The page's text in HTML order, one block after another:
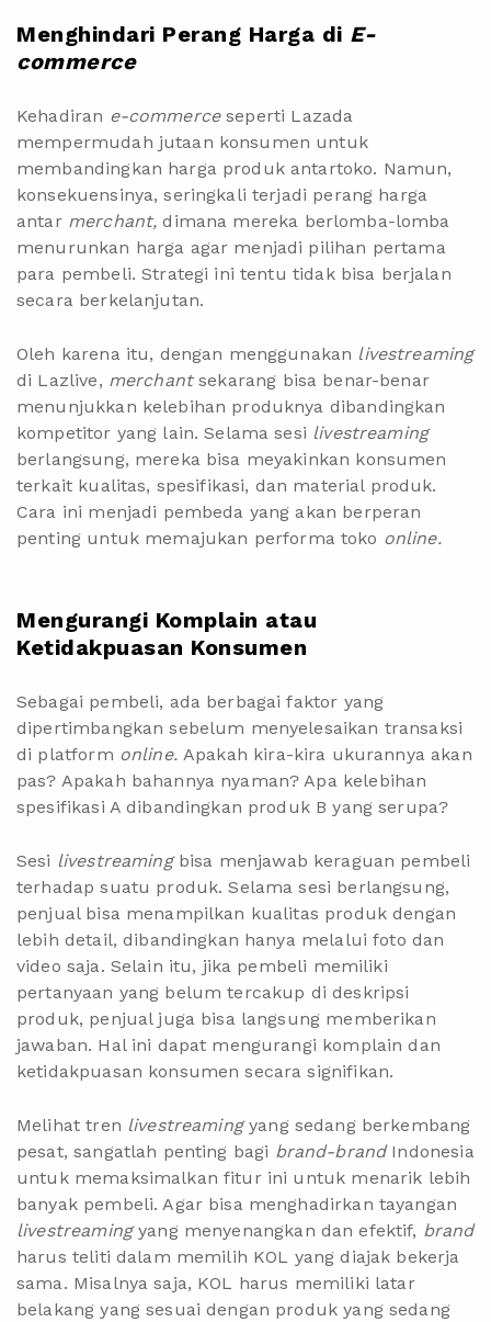
Menghindari Perang Harga di E-
commerce
Kehadiran e-commerceseperti Lazada
mempermudah jutaan konsumen untuk
membandingkan harga produk antartoko. Namun,
konsekuensinya, seringkali terjadi perang harga
antar merchant,dimana mereka berlomba-lomba
menurunkan harga agar menjadi pilihan pertama
para pembeli. Strategi ini tentu tidak bisa berjalan
secara berkelanjutan.
Oleh karena itu, dengan menggunakan livestreaming
di Lazlive, merchantsekarang bisa benar-benar
menunjukkan kelebihan produknya dibandingkan
kompetitor yang lain. Selama sesi livestreaming
berlangsung, mereka bisa meyakinkan konsumen
terkait kualitas, spesifikasi, dan material produk.
Cara ini menjadi pembeda yang akan berperan
penting untuk memajukan performa toko online.
Mengurangi Komplain atau
Ketidakpuasan Konsumen
Sebagai pembeli, ada berbagai faktor yang
dipertimbangkan sebelum menyelesaikan transaksi
di platform online.Apakah kira-kira ukurannya akan
pas? Apakah bahannya nyaman? Apa kelebihan
spesifikasi A dibandingkan produk B yang serupa?
Sesi livestreaming bisa menjawab keraguan pembeli
terhadap suatu produk. Selama sesi berlangsung,
penjual bisa menampilkan kualitas produk dengan
lebih detail, dibandingkan hanya melalui foto dan
video saja. Selain itu, jika pembeli memiliki
pertanyaan yang belum tercakup di deskripsi
produk, penjual juga bisa langsung memberikan
jawaban. Hal ini dapat mengurangi komplain dan
ketidakpuasan konsumen secara signifikan.
Melihat tren livestreamingyang sedang berkembang
pesat, sangatlah penting bagi brand-brand Indonesia
untuk memaksimalkan fitur ini untuk menarik lebih
banyak pembeli. Agar bisa menghadirkan tayangan
livestreamingyang menyenangkan dan efektif, brand
harus teliti dalam memilih KOL yang diajak bekerja
sama. Misalnya saja, KOL harus memiliki latar
belakang yang sesuai dengan produk yang sedang